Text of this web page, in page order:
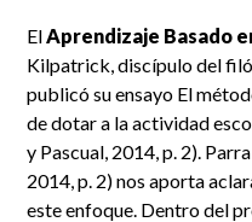
El Aprendizaje Basado
Kilpatrick, discípulo del
publicó su ensayo El
de dotar a la actividad
y Pascual, 2014, p. 2).
2014, p. 2) nos aporta
este enfoque. Dentro del